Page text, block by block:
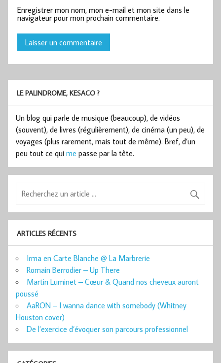
Enregistrer mon nom, mon e-mail et mon site dans le
navigateur pour mon prochain commentaire.
LE PALINDROME, KESACO ?
Un blog qui parle de musique (beaucoup), de vidéos
(souvent), de livres (régulièrement), de cinéma (un peu), de
voyages (plus rarement, mais tout de même). Bref, d’un
peu tout ce qui me passe par la tête.
ARTICLES RÉCENTS
Irma en Carte Blanche @ La Marbrerie
Romain Berrodier – Up There
Martin Luminet – Cœur & Quand nos cheveux auront
poussé
AaRON – I wanna dance with somebody (Whitney
Houston cover)
De l’exercice d’évoquer son parcours professionnel